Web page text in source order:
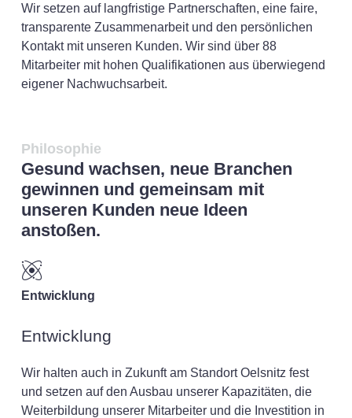
Wir setzen auf langfristige Partnerschaften, eine faire,
transparente Zusammenarbeit und den persönlichen
Kontakt mit unseren Kunden. Wir sind über 88
Mitarbeiter mit hohen Qualifikationen aus überwiegend
eigener Nachwuchsarbeit.
Philosophie
Gesund wachsen, neue Branchen
gewinnen und gemeinsam mit
unseren Kunden neue Ideen
anstoßen.
Entwicklung
Entwicklung
Wir halten auch in Zukunft am Standort Oelsnitz fest
und setzen auf den Ausbau unserer Kapazitäten, die
Weiterbildung unserer Mitarbeiter und die Investition in